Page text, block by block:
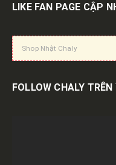
LIKE FAN PAGE CẬP
Shop Nhật Chaly
FOLLOW CHALY